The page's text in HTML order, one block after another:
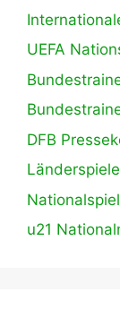
UEFA
DFB
u21